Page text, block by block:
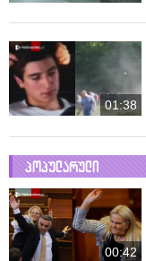
01:38
პოპულარული
00:42